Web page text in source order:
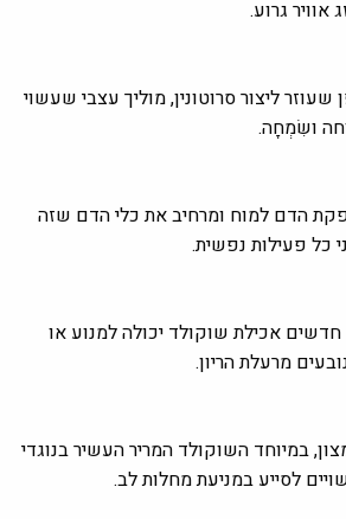
גרוע.
ליצור סרוטונין, מוליך עצבי שעשוי
ושִׂמְחָה.
הדם למוח ומרחיב את כלי הדם שזה
כל פעילות נפשית.
אכילת שוקולד יכולה למנוע או
מרעלת הריון.
במיוחד השוקולד המריר העשיר בנוגדי
לסייע במניעת מחלות לב.